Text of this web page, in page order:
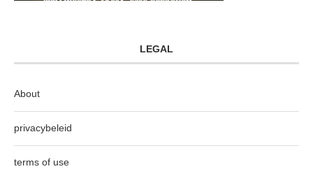
LEGAL
About
privacybeleid
terms of use